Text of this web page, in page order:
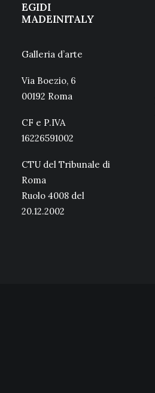
EGIDI
MADEINITALY
Galleria d’arte
Via Boezio, 6
00192 Roma
CF e P.IVA
16226591002
CTU del Tribunale di
Roma
Ruolo 4008 del
20.12.2002